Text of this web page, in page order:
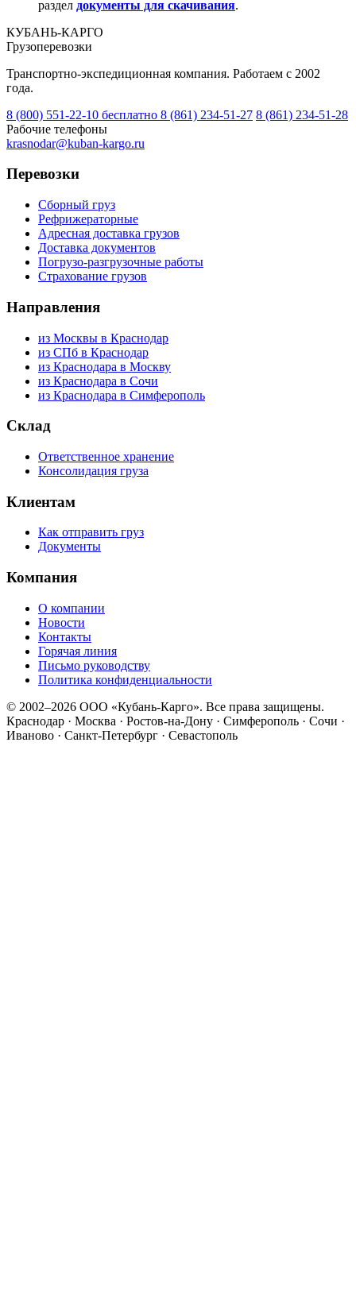
раздел документы для скачивания.
КУБАНЬ-КАРГО
Грузоперевозки
Транспортно-экспедиционная компания. Работаем с 2002
года.
8 (800) 551-22-10 бесплатно 8 (861) 234-51-27 8 (861) 234-51-28
Рабочие телефоны
krasnodar@kuban-kargo.ru
Перевозки
Сборный груз
Рефрижераторные
Адресная доставка грузов
Доставка документов
Погрузо-разгрузочные работы
Страхование грузов
Направления
из Москвы в Краснодар
из СПб в Краснодар
из Краснодара в Москву
из Краснодара в Сочи
из Краснодара в Симферополь
Склад
Ответственное хранение
Консолидация груза
Клиентам
Как отправить груз
Документы
Компания
О компании
Новости
Контакты
Горячая линия
Письмо руководству
Политика конфиденциальности
© 2002–2026 ООО «Кубань-Карго». Все права защищены.
Краснодар · Москва · Ростов-на-Дону · Симферополь · Сочи ·
Иваново · Санкт-Петербург · Севастополь